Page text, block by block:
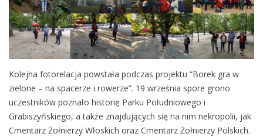
Kolejna fotorelacja powstała podczas projektu “Borek gra w
zielone – na spacerze i rowerze”. 19 września spore grono
uczestników poznało historię Parku Południowego i
Grabiszyńskiego, a także znajdujących się na nim nekropolii, jak
Cmentarz Żołnierzy Włoskich oraz Cmentarz Żołnierzy Polskich.